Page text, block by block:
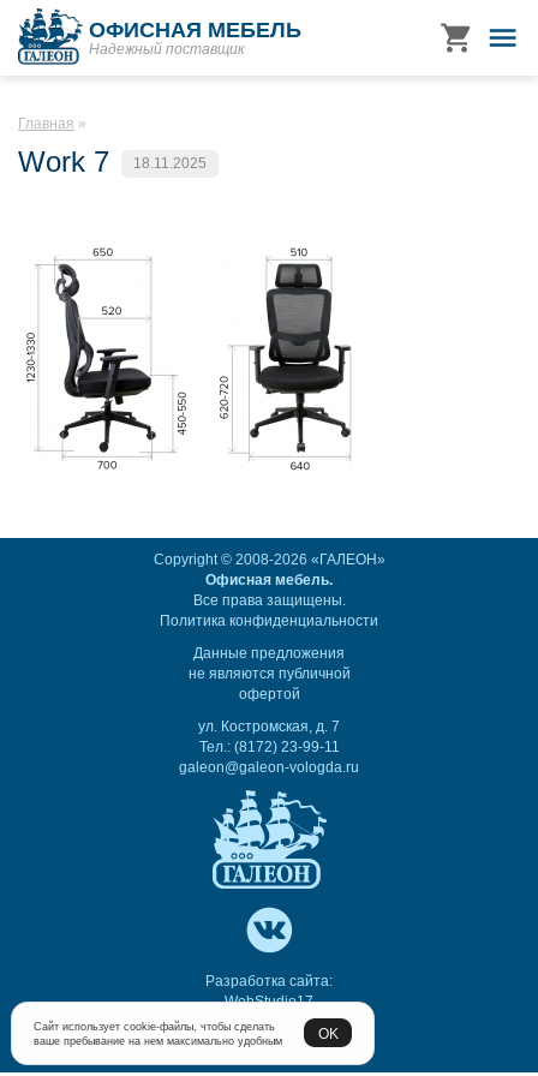
ОФИСНАЯ МЕБЕЛЬ
Надежный поставщик
Главная
Work 7 18.11.2025
Copyright © 2008-2026 «ГАЛЕОН»
Офисная мебель.
Все права защищены.
Политика конфиденциальности
Данные предложения
не являются публичной
офертой
ул. Костромская, д. 7
Тел.: (8172) 23-99-11
galeon@galeon-vologda.ru
Разработка сайта:
WebStudio17
Сайт использует cookie-файлы, чтобы сделать
ваше пребывание на нем максимально удобным
OK